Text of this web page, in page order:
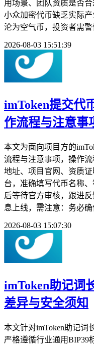
用场景、团队资质是否
小众加密代币缺乏实际
沦为空气币，投资者需警
2026-08-03 15:51:39
imToken提交代
作流程与注意事
本文为面向项目方的
流程与注意事项，操作
地址、项目官网、资质
台，准确填写代币名称
后等待官方审核，跟进
息上线，需注意：务必
2026-08-03 15:07:30
imToken助记词
差异与安全须知
本文针对imToken助记词
严格遵循行业通用BIP39